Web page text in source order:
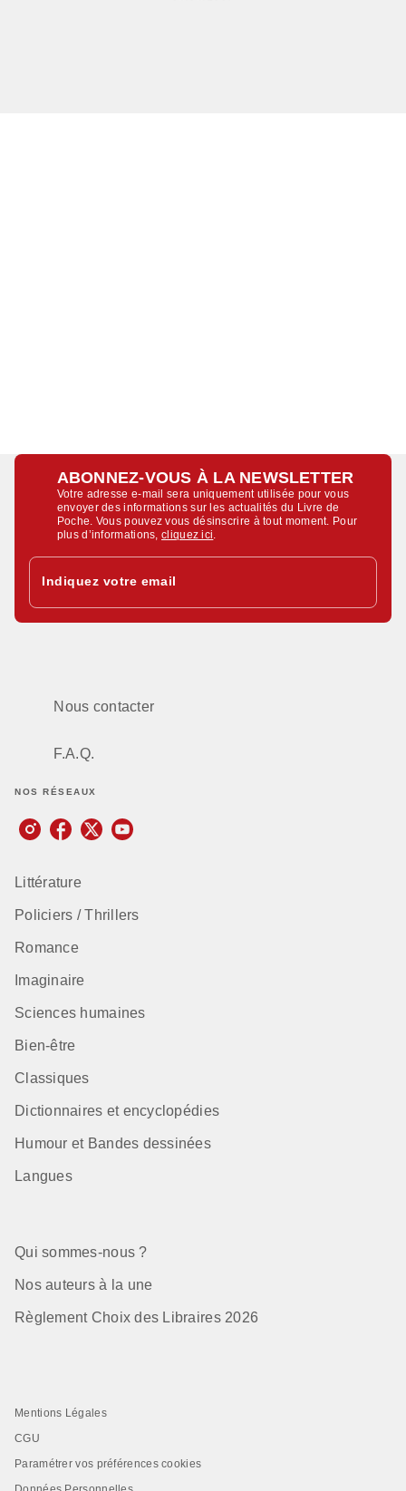
ABONNEZ-VOUS À LA NEWSLETTER
Votre adresse e-mail sera uniquement utilisée pour vous
envoyer des informations sur les actualités du Livre de
Poche. Vous pouvez vous désinscrire à tout moment. Pour
plus d’informations,cliquez ici
Indiquez votre email
Nous contacter
F.A.Q.
NOS RÉSEAUX
Littérature
Policiers / Thrillers
Romance
Imaginaire
Sciences humaines
Bien-être
Classiques
Dictionnaires et encyclopédies
Humour et Bandes dessinées
Langues
Qui sommes-nous ?
Nos auteurs à la une
Règlement Choix des Libraires 2026
Mentions Légales
CGU
Paramétrer vos préférences cookies